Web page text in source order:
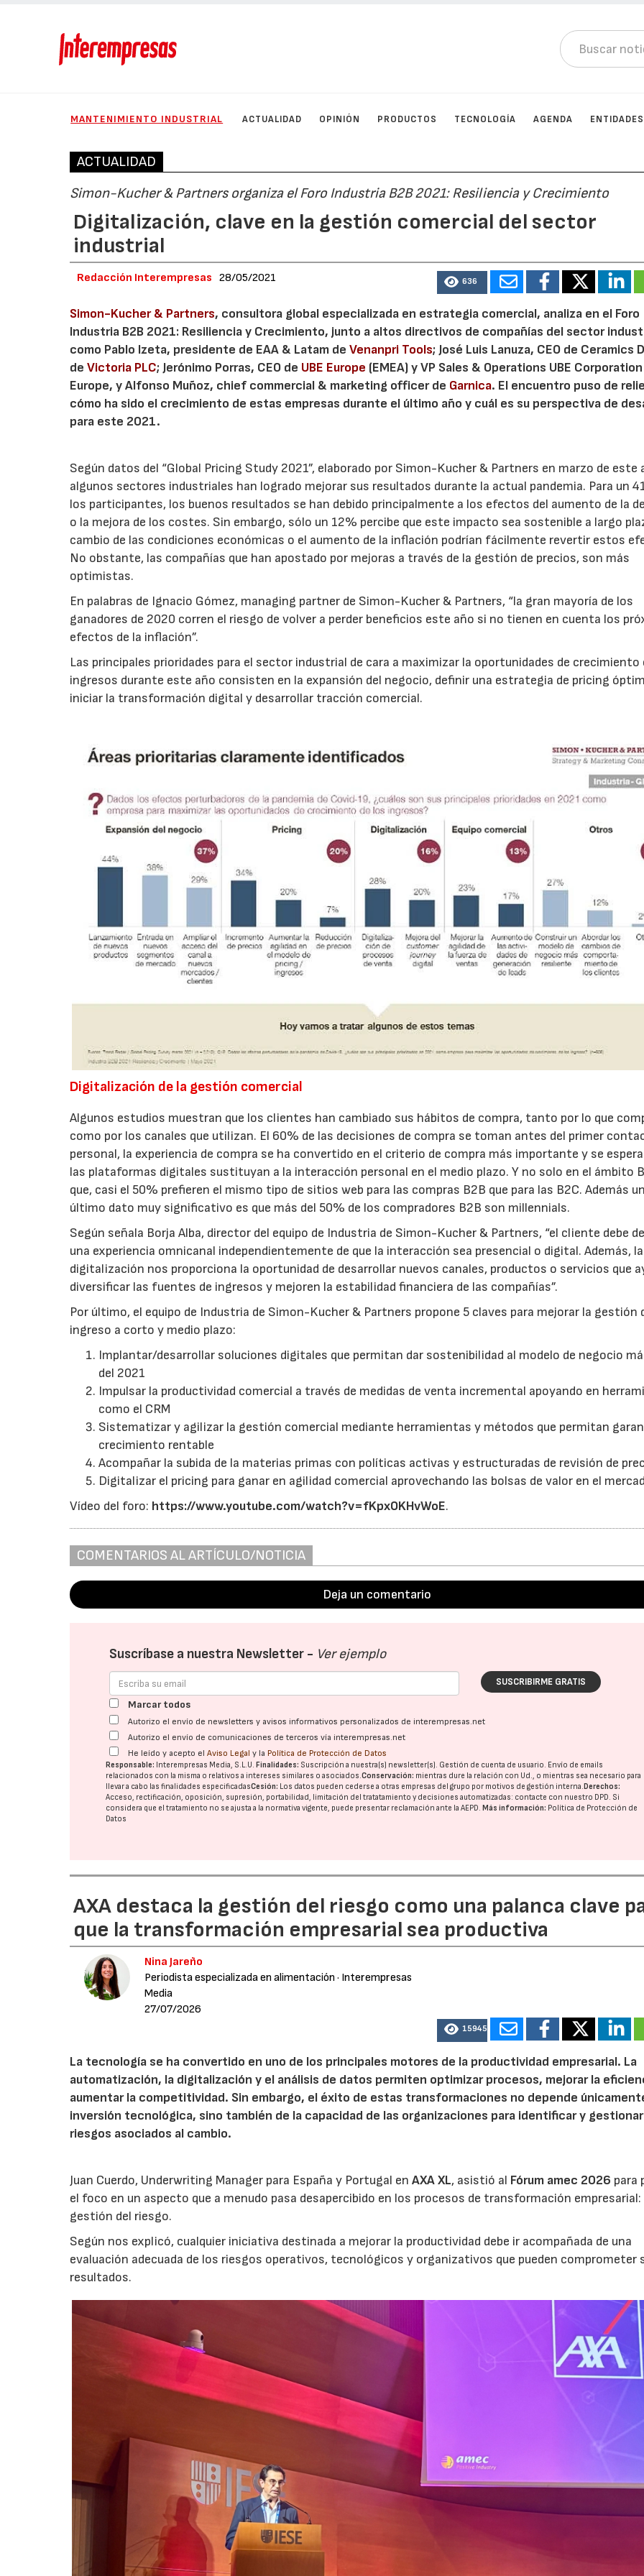
MANTENIMIENTO INDUSTRIAL ACTUALIDAD OPINIÓN PRODUCTOS TECNOLOGÍA AGENDA ENTIDADES
ACTUALIDAD
Simon-Kucher & Partners organiza el Foro Industria B2B 2021: Resiliencia y Crecimiento
Digitalización, clave en la gestión comercial del sector
industrial
Redacción Interempresas 28/05/2021 636
Simon-Kucher & Partners, consultora global especializada en estrategia comercial, analiza en el Foro
Industria B2B 2021: Resiliencia y Crecimiento, junto a altos directivos de compañías del sector
como Pablo Izeta, presidente de EAA & Latam deVenanpri Tools; José Luis Lanuza, CEO de Ceramics
deVictoria PLC; Jerónimo Porras, CEO de UBE Europe (EMEA) y VP Sales & Operations UBE Corporation
Europe, y Alfonso Muñoz, chief commercial & marketing officer de Garnica. El encuentro puso de
cómo ha sido el crecimiento de estas empresas durante el último año y cuál es su perspectiva de
para este 2021.
Según datos del “Global Pricing Study 2021”, elaborado por Simon-Kucher & Partners en marzo de este
algunos sectores industriales han logrado mejorar sus resultados durante la actual pandemia. Para un
los participantes, los buenos resultados se han debido principalmente a los efectos del aumento de la
o la mejora de los costes. Sin embargo, sólo un 12% percibe que este impacto sea sostenible a largo
cambio de las condiciones económicas o el aumento de la inflación podrían fácilmente revertir estos
No obstante, las compañías que han apostado por mejoras a través de la gestión de precios, son más
optimistas.
En palabras de Ignacio Gómez, managing partner de Simon-Kucher & Partners, “la gran mayoría de los
ganadores de 2020 corren el riesgo de volver a perder beneficios este año si no tienen en cuenta los
efectos de la inflación”.
Las principales prioridades para el sector industrial de cara a maximizar la oportunidades de crecimiento
ingresos durante este año consisten en la expansión del negocio, definir una estrategia de pricing
iniciar la transformación digital y desarrollar tracción comercial.
Digitalización de la gestión comercial
Algunos estudios muestran que los clientes han cambiado sus hábitos de compra, tanto por lo que
como por los canales que utilizan. El 60% de las decisiones de compra se toman antes del primer
personal, la experiencia de compra se ha convertido en el criterio de compra más importante y se
las plataformas digitales sustituyan a la interacción personal en el medio plazo. Y no solo en el ámbito
que, casi el 50% prefieren el mismo tipo de sitios web para las compras B2B que para las B2C. Además
último dato muy significativo es que más del 50% de los compradores B2B son millennials.
Según señala Borja Alba, director del equipo de Industria de Simon-Kucher & Partners, “el cliente debe
una experiencia omnicanal independientemente de que la interacción sea presencial o digital. Además, la
digitalización nos proporciona la oportunidad de desarrollar nuevos canales, productos o servicios que
diversificar las fuentes de ingresos y mejoren la estabilidad financiera de las compañías”.
Por último, el equipo de Industria de Simon-Kucher & Partners propone 5 claves para mejorar la gestión
ingreso a corto y medio plazo:
Implantar/desarrollar soluciones digitales que permitan dar sostenibilidad al modelo de negocio
del 2021
Impulsar la productividad comercial a través de medidas de venta incremental apoyando en
como el CRM
Sistematizar y agilizar la gestión comercial mediante herramientas y métodos que permitan
crecimiento rentable
Acompañar la subida de la materias primas con políticas activas y estructuradas de revisión de
Digitalizar el pricing para ganar en agilidad comercial aprovechando las bolsas de valor en el
Vídeo del foro: https://www.youtube.com/watch?v=fKpxOKHvWoE.
COMENTARIOS AL ARTÍCULO/NOTICIA
Deja un comentario
Suscríbase a nuestra Newsletter - Ver ejemplo
SUSCRIBIRME GRATIS
Marcar todos
Autorizo el envío de newsletters y avisos informativos personalizados de interempresas.net
Autorizo el envío de comunicaciones de terceros vía interempresas.net
He leído y acepto elAviso Legal y la Política de Protección de Datos
Responsable: Interempresas Media, S.L.U. Finalidades: Suscripción a nuestra(s) newsletter(s). Gestión de cuenta de usuario. Envío de emails
relacionados con la misma o relativos a intereses similares o asociados.Conservación: mientras dure la relación con Ud., o mientras sea necesario para
llevar a cabo las finalidades especificadasCesión: Los datos pueden cederse a otras empresas del grupo por motivos de gestión interna. Derechos:
Acceso, rectificación, oposición, supresión, portabilidad, limitación del tratatamiento y decisiones automatizadas: contacte con nuestro DPD. Si
considera que el tratamiento no se ajusta a la normativa vigente, puede presentar reclamación ante laAEPD. Más información: Política de Protección de
Datos
AXA destaca la gestión del riesgo como una palanca clave
que la transformación empresarial sea productiva
Nina Jareño
Periodista especializada en alimentación · Interempresas
Media
27/07/2026
15945
La tecnología se ha convertido en uno de los principales motores de la productividad empresarial. La
automatización, la digitalización y el análisis de datos permiten optimizar procesos, mejorar la
aumentar la competitividad. Sin embargo, el éxito de estas transformaciones no depende
inversión tecnológica, sino también de la capacidad de las organizaciones para identificar y
riesgos asociados al cambio.
Juan Cuerdo, Underwriting Manager para España y Portugal enAXA XL, asistió al Fórum amec 2026 para
el foco en un aspecto que a menudo pasa desapercibido en los procesos de transformación empresarial:
gestión del riesgo.
Según nos explicó, cualquier iniciativa destinada a mejorar la productividad debe ir acompañada de una
evaluación adecuada de los riesgos operativos, tecnológicos y organizativos que pueden comprometer
resultados.